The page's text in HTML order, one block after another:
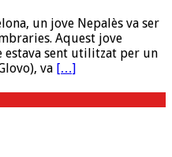
un jove Nepalès va ser
Aquest jove
estava sent utilitzat per un
va […]